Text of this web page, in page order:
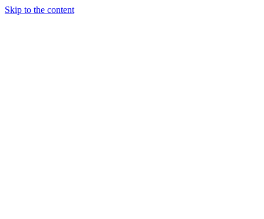
Skip to the content